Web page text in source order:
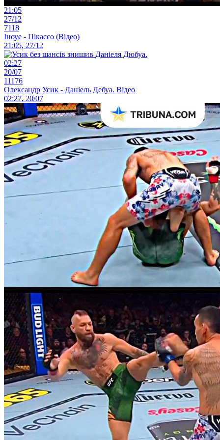
21:05
27/12
7118
Іноуе - Пікассо (Відео)
21:05, 27/12
02:27
20/07
11176
Олександр Усик - Даніель Дебуа. Відео
02:27, 20/07